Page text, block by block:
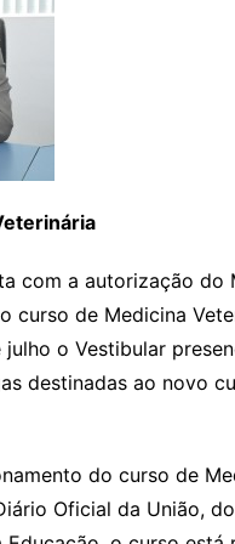
com a autorização do
curso de Medicina
o Vestibular
destinadas ao novo
do curso de
Oficial da União,